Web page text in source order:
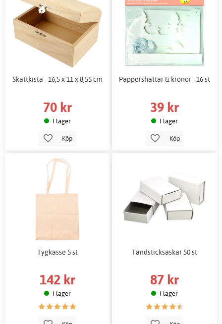
Skattkista - 16,5 x 11 x 8,55 cm
70 kr
I lager
Köp
Pappershattar & kronor - 16 st
39 kr
I lager
Köp
Tygkasse 5 st
142 kr
I lager
Tändsticksaskar 50 st
87 kr
I lager